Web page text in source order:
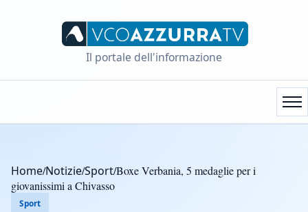
Il portale dell'informazione
Home/Notizie/Sport/Boxe Verbania, 5 medaglie per i
giovanissimi a Chivasso
Sport